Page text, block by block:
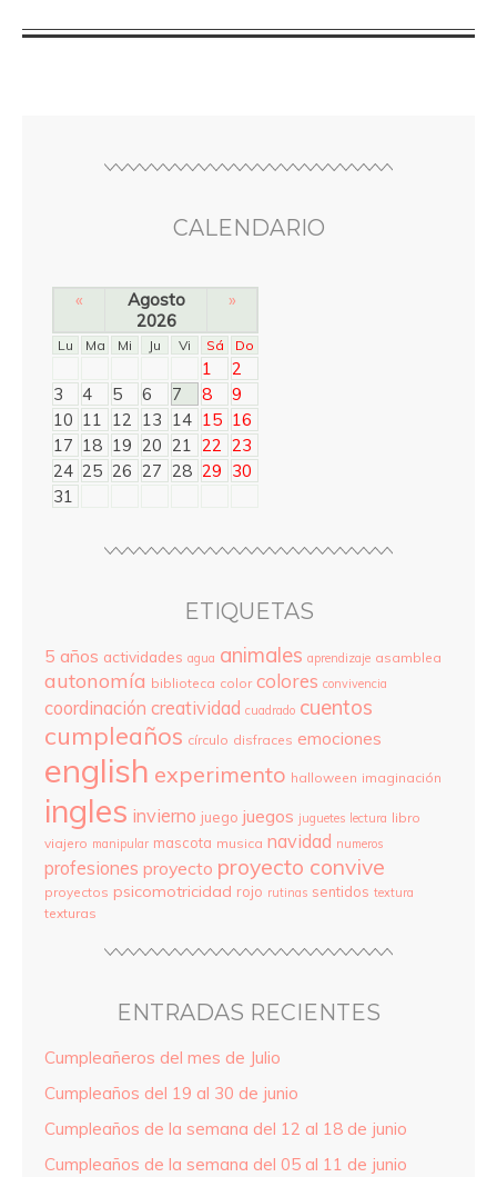
CALENDARIO
«
Agosto
2026
»
Lu Ma Mi Ju Vi Sá Do
1
2
3
4 5 6 7 8
9
10 11 12 13 14 15 16
17 18 19 20 21 22 23
24 25 26 27 28 29 30
31
ETIQUETAS
5 años actividades agua animales aprendizaje asamblea
autonomía biblioteca color colores convivencia
coordinación creatividad cuadrado cuentos
cumpleaños círculo disfraces emociones
english experimento halloween imaginación
ingles invierno juego juegos juguetes lectura libro
viajero manipular mascota musica navidad numeros
profesiones proyecto proyecto convive
proyectos psicomotricidad rojo rutinas sentidos textura
texturas
ENTRADAS RECIENTES
Cumpleañeros del mes de Julio
Cumpleaños del 19 al 30 de junio
Cumpleaños de la semana del 12 al 18 de junio
Cumpleaños de la semana del 05 al 11 de junio